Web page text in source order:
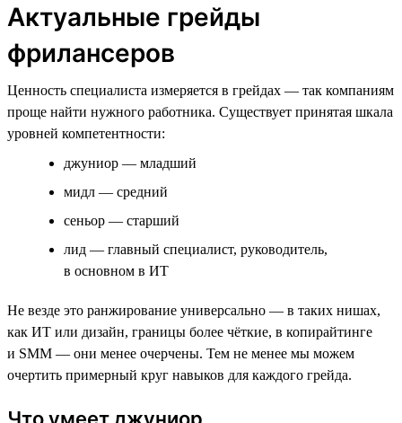
Актуальные грейды
фрилансеров
Ценность специалиста измеряется в грейдах — так компаниям
проще найти нужного работника. Существует принятая шкала
уровней компетентности:
джуниор — младший
мидл — средний
сеньор — старший
лид — главный специалист, руководитель,
в основном в ИТ
Не везде это ранжирование универсально — в таких нишах,
как ИТ или дизайн, границы более чёткие, в копирайтинге
и SMM — они менее очерчены. Тем не менее мы можем
очертить примерный круг навыков для каждого грейда.